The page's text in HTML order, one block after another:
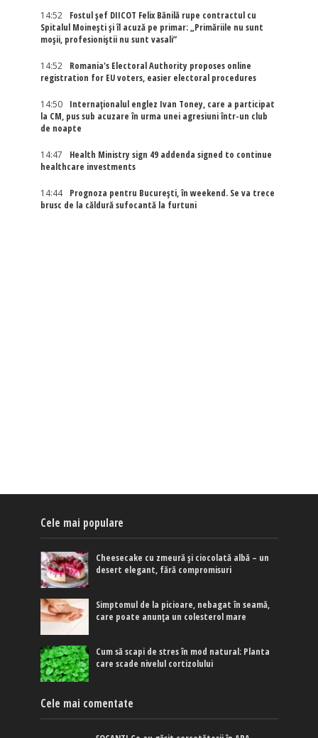
14:52
Fostul șef DIICOT Felix Bănilă rupe contractul cu
Spitalul Moinești și îl acuză pe primar: „Primăriile nu sunt
moșii, profesioniștii nu sunt vasali”
14:52
Romania's Electoral Authority proposes online
registration for EU voters, easier electoral procedures
14:50
Internaţionalul englez Ivan Toney, care a participat
la CM, pus sub acuzare în urma unei agresiuni într-un club
de noapte
14:47
Health Ministry sign 49 addenda signed to continue
healthcare investments
14:44
Prognoza pentru București, în weekend. Se va trece
brusc de la căldură sufocantă la furtuni
Cele mai populare
Cheesecake cu zmeură și ciocolată albă – un
desert elegant, fără compromisuri
Simptomul de la picioare, nebagat în seamă,
care poate anunța un colesterol mare
Cum să scapi de stres în mod natural: Planta
care scade nivelul cortizolului
Cele mai comentate